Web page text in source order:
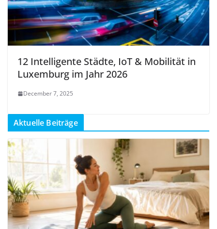
12 Intelligente Städte, IoT & Mobilität in
Luxemburg im Jahr 2026
December 7, 2025
Aktuelle Beiträge